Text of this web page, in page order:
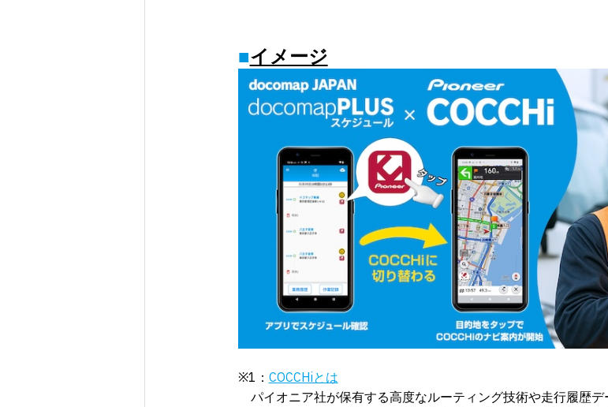
■イメージ
※1： COCCHiとは
パイオニア社が保有する高度なルーティング技術や走行履歴